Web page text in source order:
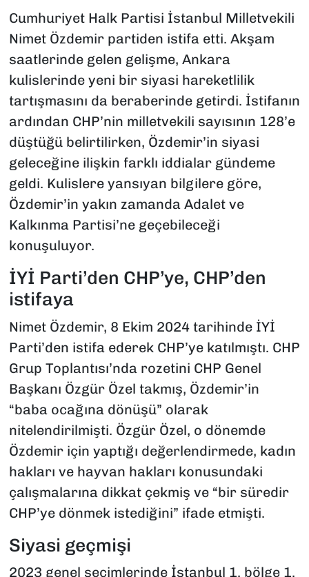
Cumhuriyet Halk Partisi İstanbul Milletvekili
Nimet Özdemir partiden istifa etti. Akşam
saatlerinde gelen gelişme, Ankara
kulislerinde yeni bir siyasi hareketlilik
tartışmasını da beraberinde getirdi. İstifanın
ardından CHP’nin milletvekili sayısının 128’e
düştüğü belirtilirken, Özdemir’in siyasi
geleceğine ilişkin farklı iddialar gündeme
geldi. Kulislere yansıyan bilgilere göre,
Özdemir’in yakın zamanda Adalet ve
Kalkınma Partisi’ne geçebileceği
konuşuluyor.
İYİ Parti’den CHP’ye, CHP’den
istifaya
Nimet Özdemir, 8 Ekim 2024 tarihinde İYİ
Parti’den istifa ederek CHP’ye katılmıştı. CHP
Grup Toplantısı’nda rozetini CHP Genel
Başkanı Özgür Özel takmış, Özdemir’in
“baba ocağına dönüşü” olarak
nitelendirilmişti. Özgür Özel, o dönemde
Özdemir için yaptığı değerlendirmede, kadın
hakları ve hayvan hakları konusundaki
çalışmalarına dikkat çekmiş ve “bir süredir
CHP’ye dönmek istediğini” ifade etmişti.
Siyasi geçmişi
2023 genel seçimlerinde İstanbul 1. bölge 1.